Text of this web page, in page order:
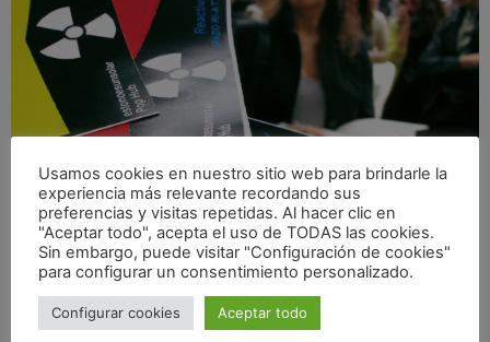
POP UP THE STREET – BARI
C/ Don Jaime I, 34 dpdo-1ºB
50001 Zaragoza SPAIN
Usamos cookies en nuestro sitio web para brindarle la
experiencia más relevante recordando sus
preferencias y visitas repetidas. Al hacer clic en
"Aceptar todo", acepta el uso de TODAS las cookies.
Sin embargo, puede visitar "Configuración de cookies"
para configurar un consentimiento personalizado.
Configurar cookies Aceptar todo